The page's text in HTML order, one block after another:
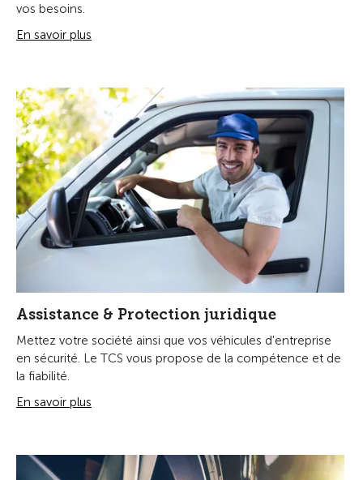
vos besoins.
En savoir plus
Assistance & Protection juridique
Mettez votre société ainsi que vos véhicules d'entreprise
en sécurité. Le TCS vous propose de la compétence et de
la fiabilité.
En savoir plus